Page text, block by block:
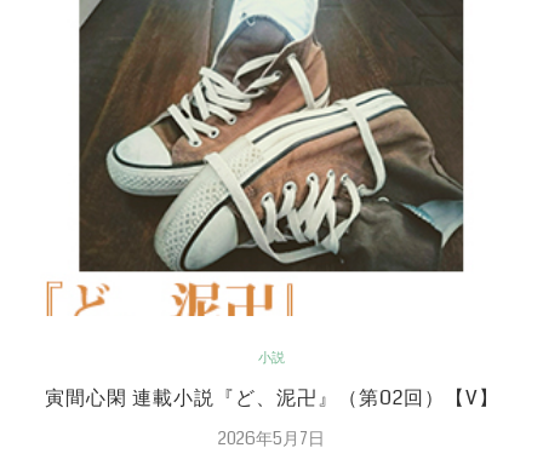
小説
寅間心閑 連載小説『ど、泥卍』（第02回）【V】
2026年5月7日